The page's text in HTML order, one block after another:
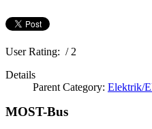
User Rating: / 2
Details
Parent Category: Elektrik/
MOST-Bus